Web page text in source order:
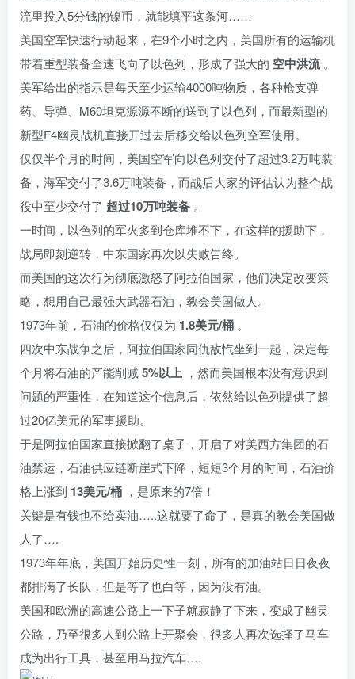
流里投入5分钱的镍币，就能填平这条河……
美国空军快速行动起来，在9个小时之内，美国所有的运输机
带着重型装备全速飞向了以色列，形成了强大的 空中洪流 。
美军给出的指示是每天至少运输4000吨物质，各种枪支弹
药、导弹、M60坦克源源不断的送到了以色列，而最新型的
新型F4幽灵战机直接开过去后移交给以色列空军使用。
仅仅半个月的时间，美国空军向以色列交付了超过3.2万吨装
备，海军交付了3.6万吨装备，而战后大家的评估认为整个战
役中至少交付了 超过10万吨装备 。
一时间，以色列的军火多到仓库堆不下，在这样的援助下，
战局即刻逆转，中东国家再次以失败告终。
而美国的这次行为彻底激怒了阿拉伯国家，他们决定改变策
略，想用自己最强大武器石油，教会美国做人。
1973年前，石油的价格仅仅为 1.8美元/桶 。
四次中东战争之后，阿拉伯国家同仇敌忾坐到一起，决定每
个月将石油的产能削减 5%以上 ，然而美国根本没有意识到
问题的严重性，在知道这个信息后，依然给以色列提供了超
过20亿美元的军事援助。
于是阿拉伯国家直接掀翻了桌子，开启了对美西方集团的石
油禁运，石油供应链断崖式下降，短短3个月的时间，石油价
格上涨到 13美元/桶 ，是原来的7倍！
关键是有钱也不给卖油…..这就要了命了，是真的教会美国做
人了….
1973年年底，美国开始历史性一刻，所有的加油站日日夜夜
都排满了长队，但是等了也白等，因为没有油。
美国和欧洲的高速公路上一下子就寂静了下来，变成了幽灵
公路，乃至很多人到公路上开聚会，很多人再次选择了马车
成为出行工具，甚至用马拉汽车….